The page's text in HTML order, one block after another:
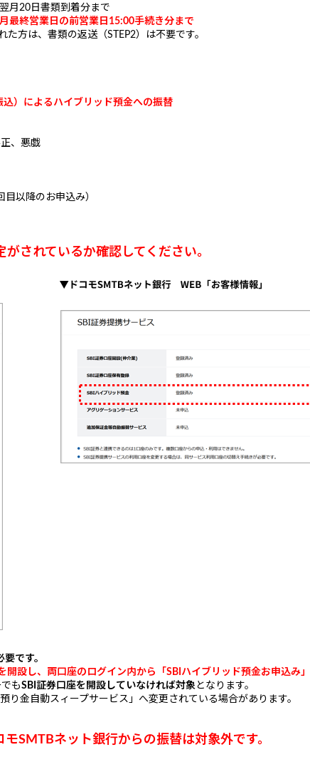
月20日書類到着分まで
最終営業日の前営業日15:00手続き分まで
方は、書類の返送（STEP2）は不要です。
）によるハイブリッド預金への振替
、悪戯
以降のお申込み）
されているか確認してください。
です。
開設 し、両口座のログイン内から 「SBIハイブリッド預金お申込み」
もSBI証券口座を開設していなければ対象となります。
金自動スィープサービス」へ変更されている場合があります。
SMTBネット銀行からの振替は対象外です。